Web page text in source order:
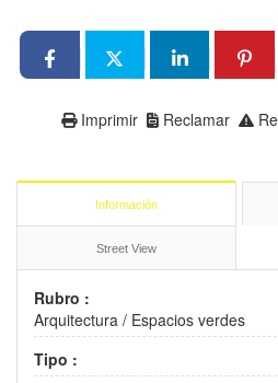
Reclamar
Imprimir
Información
Street View
Rubro :
Arquitectura / Espacios verdes
Tipo :